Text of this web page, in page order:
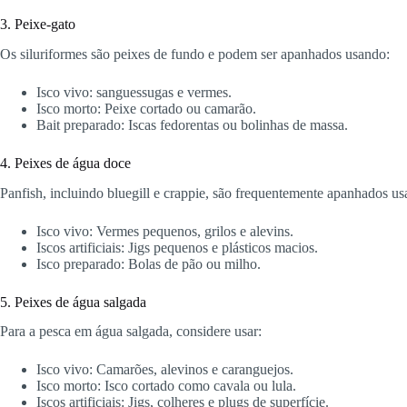
3. Peixe-gato
Os siluriformes são peixes de fundo e podem ser apanhados usando:
Isco vivo: sanguessugas e vermes.
Isco morto: Peixe cortado ou camarão.
Bait preparado: Iscas fedorentas ou bolinhas de massa.
4. Peixes de água doce
Panfish, incluindo bluegill e crappie, são frequentemente apanhados
Isco vivo: Vermes pequenos, grilos e alevins.
Iscos artificiais: Jigs pequenos e plásticos macios.
Isco preparado: Bolas de pão ou milho.
5. Peixes de água salgada
Para a pesca em água salgada, considere usar:
Isco vivo: Camarões, alevinos e caranguejos.
Isco morto: Isco cortado como cavala ou lula.
Iscos artificiais: Jigs, colheres e plugs de superfície.